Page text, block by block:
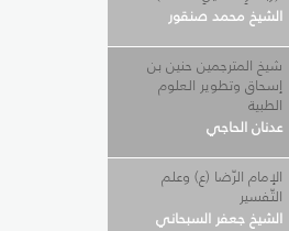
الشيخ محمد صنقور
شيخ المترجمين حنين بن
إسحاق وتطوير العلوم
الطبية
عدنان الحاجي
الإمام الرّضا (ع) وعلم
التّفسير
الشيخ جعفر السبحاني